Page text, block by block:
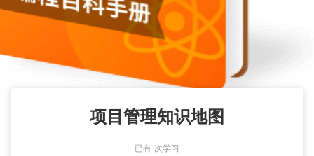
项目管理知识地图
已有 次学习